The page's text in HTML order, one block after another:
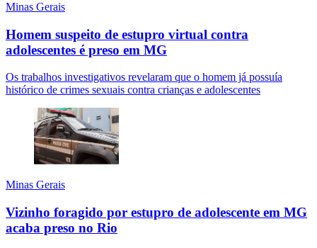
Minas Gerais
Homem suspeito de estupro virtual contra
adolescentes é preso em MG
Os trabalhos investigativos revelaram que o homem já possuía
histórico de crimes sexuais contra crianças e adolescentes
Minas Gerais
Vizinho foragido por estupro de adolescente em MG
acaba preso no Rio